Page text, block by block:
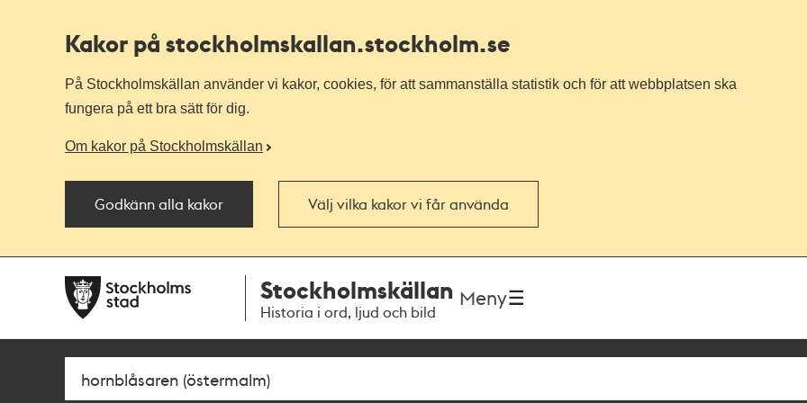
Kakor på stockholmskallan.stockholm.se
På Stockholmskällan använder vi kakor, cookies, för att sammanställa statistik och för att webbplatsen ska
fungera på ett bra sätt för dig.
Om kakor på Stockholmskällan
Godkänn alla kakor Välj vilka kakor vi får använda
navigationen
huvudinnehållet
Stockholmskällan
Historia i ord, ljud och bild
Meny
SökFritextsök